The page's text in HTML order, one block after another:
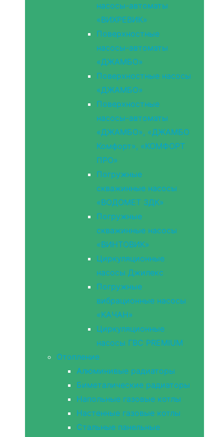
насосы-автоматы
«ВИХРЕВИК»
Поверхностные
насосы-автоматы
«ДЖАМБО»
Поверхностные насосы
«ДЖАМБО»
Поверхностные
насосы-автоматы
«ДЖАМБО», «ДЖАМБО
Комфорт», «КОМФОРТ
ПРО»
Погружные
скважинные насосы
«ВОДОМЕТ 3ДК»
Погружные
скважинные насосы
«ВИНТОВИК»
Циркуляционные
насосы Джилекс
Погружные
вибрационные насосы
«КАЧАН»
Циркуляционные
насосы ГВС PREMIUM
Отопление
Алюминивые радиаторы
Биметалические радиаторы
Напольные газовые котлы
Настенные газовые котлы
Стальные панельные